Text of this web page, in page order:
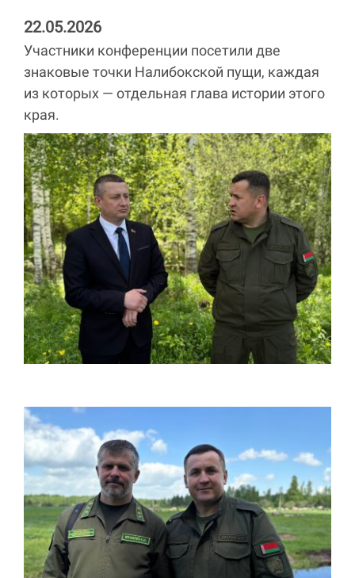
22.05.2026
Участники конференции посетили две
знаковые точки Налибокской пущи, каждая
из которых — отдельная глава истории этого
края.